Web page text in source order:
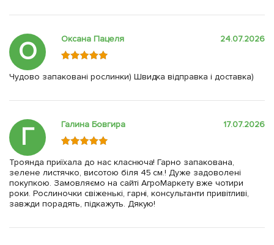
О Оксана Пацеля 24.07.2026
Чудово запаковані рослинки) Швидка відправка і доставка)
Г Галина Бовгира 17.07.2026
Троянда приїхала до нас класнюча! Гарно запакована,
зелене листячко, висотою біля 45 см.! Дуже задоволені
покупкою. Замовляємо на сайті АгроМаркету вже чотири
роки. Рослиночки свіженькі, гарні, консультанти привітливі,
завжди порадять, підкажуть. Дякую!